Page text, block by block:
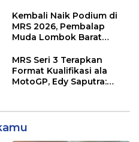
di KEK Mandalika
Kembali Naik Podium di
MRS 2026, Pembalap
Muda Lombok Barat
Menuju Tingkat Asia
MRS Seri 3 Terapkan
Format Kualifikasi ala
MotoGP, Edy Saputra: